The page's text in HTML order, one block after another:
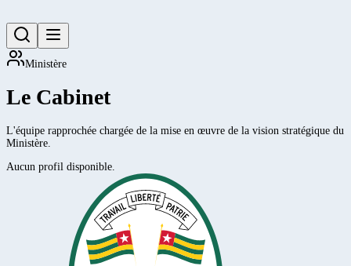
Ministère
Le Cabinet
L'équipe rapprochée chargée de la mise en œuvre de la vision stratégique du
Ministère.
Aucun profil disponible.